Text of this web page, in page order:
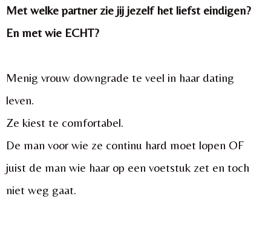
Met welke partner zie jij jezelf het liefst eindigen?
En met wie ECHT?
Menig vrouw downgrade te veel in haar dating
leven.
Ze kiest te comfortabel.
De man voor wie ze continu hard moet lopen OF
juist de man wie haar op een voetstuk zet en toch
niet weg gaat.